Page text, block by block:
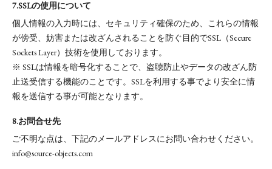
7.SSLの使用について
個人情報の入力時には、セキュリティ確保のため、これらの情報
が傍受、妨害または改ざんされることを防ぐ目的でSSL（Secure
Sockets Layer）技術を使用しております。
※ SSLは情報を暗号化することで、盗聴防止やデータの改ざん防
止送受信する機能のことです。SSLを利用する事でより安全に情
報を送信する事が可能となります。
8.お問合せ先
ご不明な点は、下記のメールアドレスにお問い合わせください。
info@source-objects.com